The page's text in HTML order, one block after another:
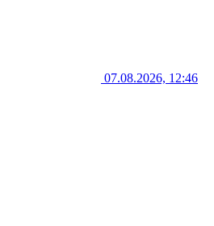
07.08.2026, 12:46